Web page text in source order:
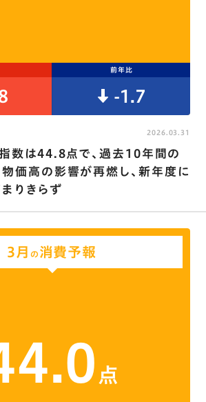
前年比
-1.7
数は44.8点で､過去10年間の
価高の影響が再燃し､新年度に
りきらず
2026.03.31
3月 の消費予報
点